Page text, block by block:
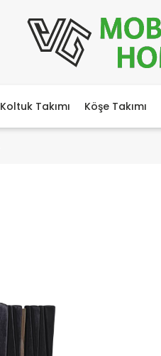
Koltuk Takımı Köşe Takımı